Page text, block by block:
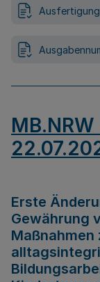
Erste
Gewährung
Maßnahmen